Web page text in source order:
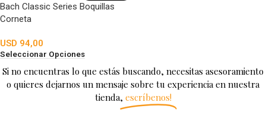
Bach Classic Series Boquillas
Corneta
USD 94,00
Seleccionar Opciones
Si no encuentras lo que estás buscando, necesitas asesoramiento
o quieres dejarnos un mensaje sobre tu experiencia en nuestra
tienda, escríbenos!